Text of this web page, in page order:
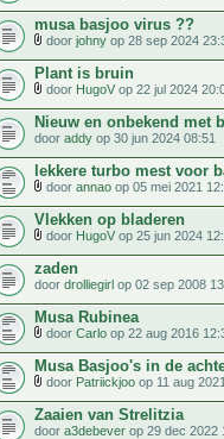
musa basjoo virus ??
door johny op 28 sep 2024
Plant is bruin
door HugoV op 22 jul 2024
Nieuw en onbekend met
door addy op 30 jun 2024 08:51
lekkere turbo mest voor
door annao op 05 mei 2021
Vlekken op bladeren
door HugoV op 25 jun 2024
zaden
door drolliegirl op 02 sep 2008
Musa Rubinea
door Carlo op 22 aug 2016
Musa Basjoo's in de
door Patriickjoo op 11 aug
Zaaien van Strelitzia
door a3debever op 29 dec 2022